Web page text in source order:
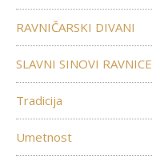
RAVNIČARSKI DIVANI
SLAVNI SINOVI RAVNICE
Tradicija
Umetnost